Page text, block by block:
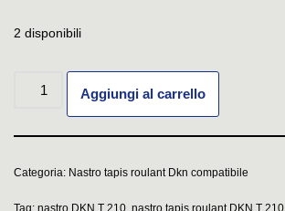
2 disponibili
Aggiungi al carrello
Categoria: Nastro tapis roulant Dkn compatibile